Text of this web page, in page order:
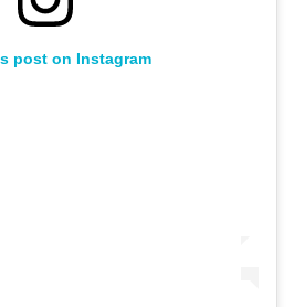
post on Instagram